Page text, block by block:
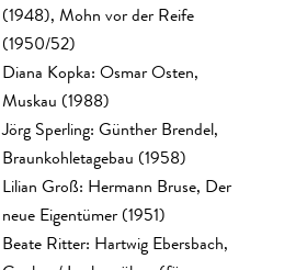
(1948), Mohn vor der Reife
(1950/52)
Diana Kopka: Osmar Osten,
Muskau (1988)
Jörg Sperling: Günther Brendel,
Braunkohletagebau (1958)
Lilian Groß: Hermann Bruse, Der
neue Eigentümer (1951)
Beate Ritter: Hartwig Ebersbach,